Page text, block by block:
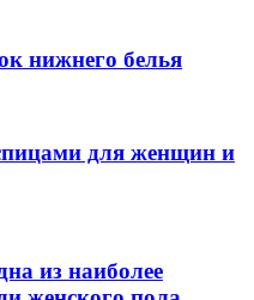
нижнего белья
для женщин и
из наиболее